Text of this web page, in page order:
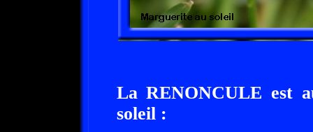
La RENONCULE est
soleil :